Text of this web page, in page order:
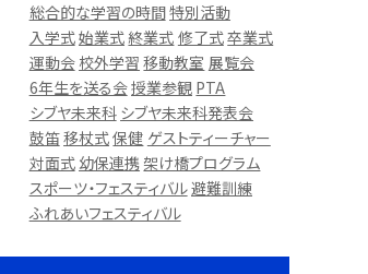
総合的な学習の時間特別活動
入学式始業式終業式 修了式卒業式
運動会 校外学習 移動教室 展覧会
6年生を送る会授業参観 PTA
シブヤ未来科 シブヤ未来科発表会
鼓笛移杖式保健 ゲストティーチャー
対面式 幼保連携 架け橋プログラム
スポーツ・フェスティバル避難訓練
ふれあいフェスティバル